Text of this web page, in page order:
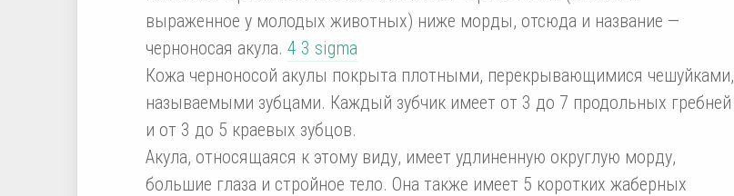
выраженное у молодых животных) ниже морды, отсюда и название —
черноносая акула. 4 3 sigma
Кожа черноносой акулы покрыта плотными, перекрывающимися чешуйками,
называемыми зубцами. Каждый зубчик имеет от 3 до 7 продольных гребней
и от 3 до 5 краевых зубцов.
Акула, относящаяся к этому виду, имеет удлиненную округлую морду,
большие глаза и стройное тело. Она также имеет 5 коротких жаберных